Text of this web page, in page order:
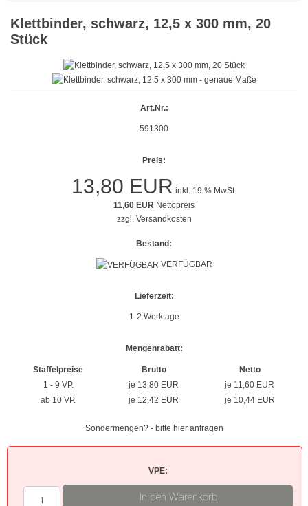
Gold
Rot
Hellbraun
Neon
Klettbinder, schwarz, 12,5 x 300 mm, 20
Stück
Art.Nr.:
591300
Preis:
13,80 EUR inkl. 19 % MwSt.
11,60 EUR Nettopreis
zzgl. Versandkosten
Bestand:
VERFÜGBAR
Lieferzeit:
1-2 Werktage
Mengenrabatt:
Staffelpreise Brutto
Netto
1 - 9 VP.
je 13,80 EUR
je 11,60 EUR
ab 10 VP.
je 12,42 EUR je 10,44 EUR
Sondermengen? - bitte hier anfragen
VPE:
In den Warenkorb